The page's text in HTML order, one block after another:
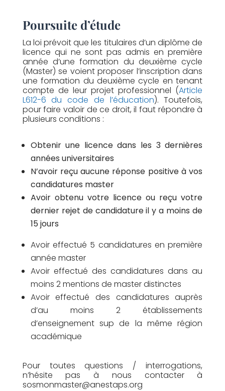
Poursuite d’étude
La loi prévoit que les titulaires d’un diplôme de
licence qui ne sont pas admis en première
année d’une formation du deuxième cycle
(Master) se voient proposer l’inscription dans
une formation du deuxième cycle en tenant
compte de leur projet professionnel (Article
L612-6 du code de l’éducation). Toutefois,
pour faire valoir de ce droit, il faut répondre à
plusieurs conditions :
Obtenir une licence dans les 3 dernières
années universitaires
N’avoir reçu aucune réponse positive à vos
candidatures master
Avoir obtenu votre licence ou reçu votre
dernier rejet de candidature il y a moins de
15 jours
Avoir effectué 5 candidatures en première
année master
Avoir effectué des candidatures dans au
moins 2 mentions de master distinctes
Avoir effectué des candidatures auprès
d’au moins 2 établissements
d’enseignement sup de la même région
académique
Pour toutes questions / interrogations,
n’hésite pas à nous contacter à
sosmonmaster@anestaps.org